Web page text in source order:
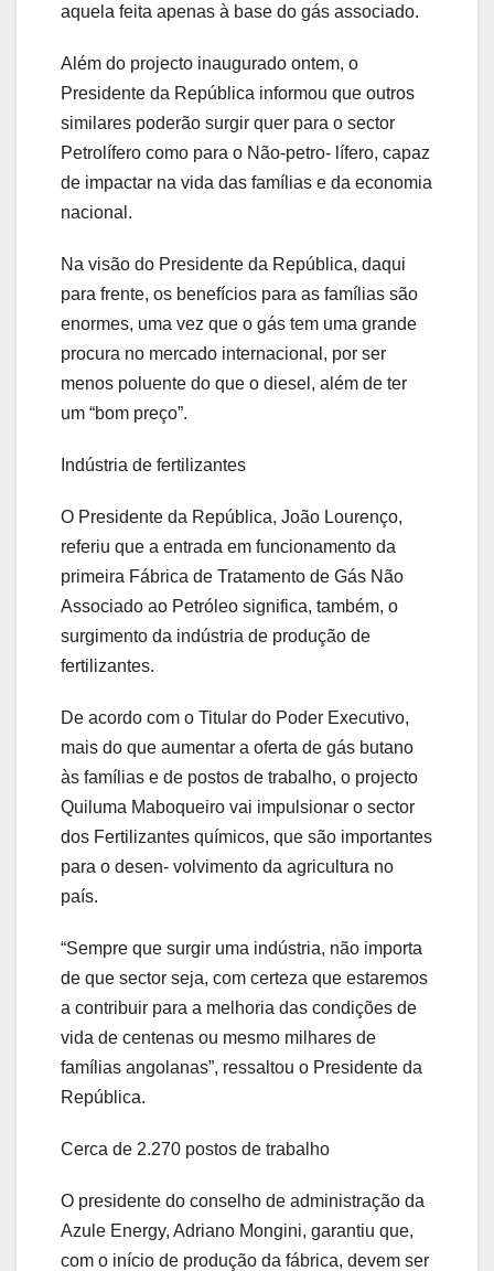
aquela feita apenas à base do gás associado.
Além do projecto inaugurado ontem, o
Presidente da República informou que outros
similares poderão surgir quer para o sector
Petrolífero como para o Não-petro- lífero, capaz
de impactar na vida das famílias e da economia
nacional.
Na visão do Presidente da República, daqui
para frente, os benefícios para as famílias são
enormes, uma vez que o gás tem uma grande
procura no mercado internacional, por ser
menos poluente do que o diesel, além de ter
um “bom preço”.
Indústria de fertilizantes
O Presidente da República, João Lourenço,
referiu que a entrada em funcionamento da
primeira Fábrica de Tratamento de Gás Não
Associado ao Petróleo significa, também, o
surgimento da indústria de produção de
fertilizantes.
De acordo com o Titular do Poder Executivo,
mais do que aumentar a oferta de gás butano
às famílias e de postos de trabalho, o projecto
Quiluma Maboqueiro vai impulsionar o sector
dos Fertilizantes químicos, que são importantes
para o desen- volvimento da agricultura no
país.
“Sempre que surgir uma indústria, não importa
de que sector seja, com certeza que estaremos
a contribuir para a melhoria das condições de
vida de centenas ou mesmo milhares de
famílias angolanas”, ressaltou o Presidente da
República.
Cerca de 2.270 postos de trabalho
O presidente do conselho de administração da
Azule Energy, Adriano Mongini, garantiu que,
com o início de produção da fábrica, devem ser